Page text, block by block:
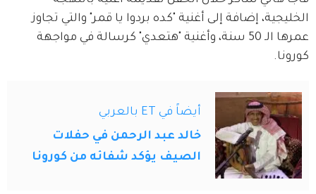
إضافة إلى أغنية "كده بردوا يا قمر" والتي تجاوز
عمرها الـ 50 سنة، وأغنية "هتعدي" كرسالة في مواجهة
أيضاً في ET بالعربي
خالد عبد الرحمن في حفلات
الصيف يؤكد شفائه من كورونا